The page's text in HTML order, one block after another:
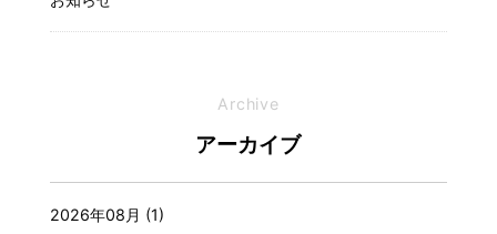
Archive
アーカイブ
2026年08月 (1)